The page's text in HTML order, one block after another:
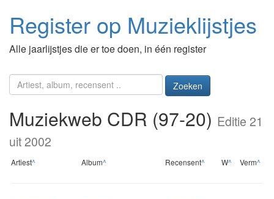
Register op Muzieklijstjes
Alle jaarlijstjes die er toe doen, in één register
Zoeken
Muziekweb CDR (97-20) Editie 21
uit 2002
Artiest^ Album^ Recensent^ W^ Verm^